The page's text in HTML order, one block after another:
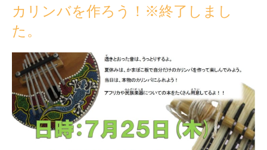
カリンバを作ろう！※終了しまし
た。